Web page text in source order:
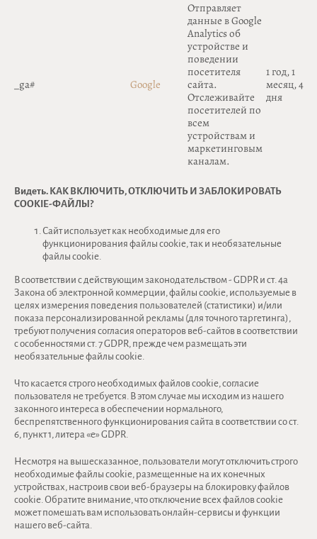
_ga# Google
Отправляет
данные в Google
Analytics об
устройстве и
поведении
посетителя
сайта.
Отслеживайте
посетителей по
всем
устройствам и
маркетинговым
каналам.
1 год, 1
месяц, 4
дня
Видеть. КАК ВКЛЮЧИТЬ, ОТКЛЮЧИТЬ И ЗАБЛОКИРОВАТЬ
COOKIE-ФАЙЛЫ?
Сайт использует как необходимые для его
функционирования файлы cookie, так и необязательные
файлы cookie.
В соответствии с действующим законодательством - GDPR и ст. 4а
Закона об электронной коммерции, файлы cookie, используемые в
целях измерения поведения пользователей (статистики) и/или
показа персонализированной рекламы (для точного таргетинга),
требуют получения согласия операторов веб-сайтов в соответствии
с особенностями ст. 7 GDPR, прежде чем размещать эти
необязательные файлы cookie.
Что касается строго необходимых файлов cookie, согласие
пользователя не требуется. В этом случае мы исходим из нашего
законного интереса в обеспечении нормального,
беспрепятственного функционирования сайта в соответствии со ст.
6, пункт 1, литера «е» GDPR.
Несмотря на вышесказанное, пользователи могут отключить строго
необходимые файлы cookie, размещенные на их конечных
устройствах, настроив свои веб-браузеры на блокировку файлов
cookie. Обратите внимание, что отключение всех файлов cookie
может помешать вам использовать онлайн-сервисы и функции
нашего веб-сайта.